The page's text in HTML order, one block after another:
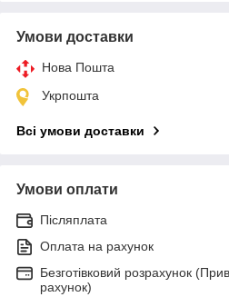
Умови доставки
Нова Пошта
Укрпошта
Всі умови доставки
Умови оплати
Післяплата
Оплата на рахунок
Безготівковий розрахунок
рахунок)